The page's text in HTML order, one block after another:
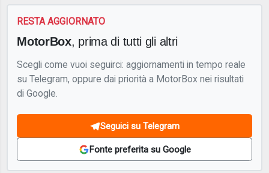
RESTA AGGIORNATO
MotorBox, prima di tutti gli altri
Scegli come vuoi seguirci: aggiornamenti in tempo reale
su Telegram, oppure dai priorità a MotorBox nei risultati
di Google.
Seguici su Telegram
Fonte preferita su Google